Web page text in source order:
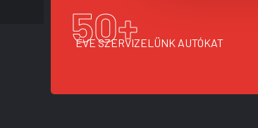
50+
ÉVE SZERVIZELÜNK AUTÓKAT